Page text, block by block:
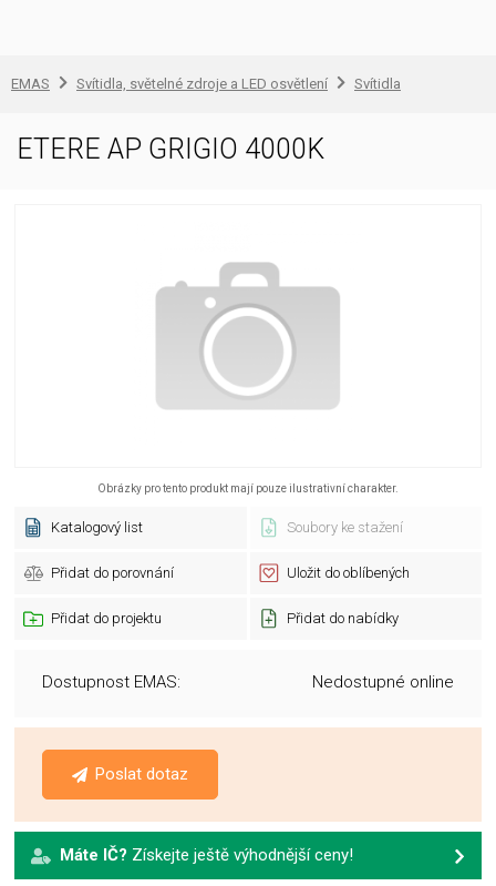
EMAS Svítidla, světelné zdroje a LED osvětlení Svítidla
ETERE AP GRIGIO 4000K
Obrázky pro tento produkt mají pouze ilustrativní charakter.
Katalogový list Soubory ke stažení
Přidat do porovnání Uložit do oblíbených
Přidat do projektu Přidat do nabídky
Dostupnost EMAS: Nedostupné online
Poslat dotaz
Máte IČ? Získejte ještě výhodnější ceny!